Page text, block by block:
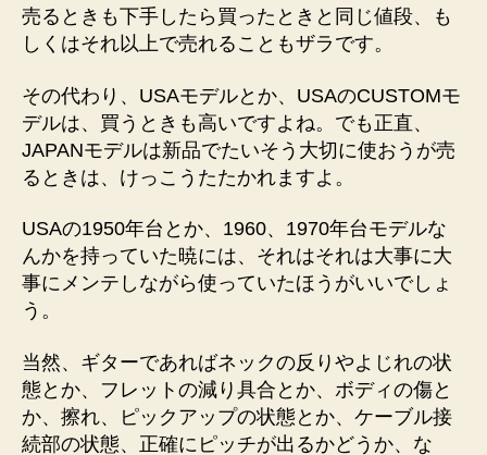
売るときも下手したら買ったときと同じ値段、も
しくはそれ以上で売れることもザラです。
その代わり、USAモデルとか、USAのCUSTOMモ
デルは、買うときも高いですよね。でも正直、
JAPANモデルは新品でたいそう大切に使おうが売
るときは、けっこうたたかれますよ。
USAの1950年台とか、1960、1970年台モデルな
んかを持っていた暁には、それはそれは大事に大
事にメンテしながら使っていたほうがいいでしょ
う。
当然、ギターであればネックの反りやよじれの状
態とか、フレットの減り具合とか、ボディの傷と
か、擦れ、ピックアップの状態とか、ケーブル接
続部の状態、正確にピッチが出るかどうか、な